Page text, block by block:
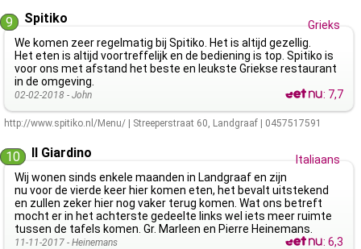
9 Spitiko
Grieks
We komen zeer regelmatig bij Spitiko. Het is altijd gezellig.
Het eten is altijd voortreffelijk en de bediening is top. Spitiko is
voor ons met afstand het beste en leukste Griekse restaurant
in de omgeving.
02-02-2018 - John : 7,7
http://www.spitiko.nl/Menu/ Streeperstraat 60, Landgraaf 0457517591
10 Il Giardino
Italiaans
Wij wonen sinds enkele maanden in Landgraaf en zijn
nu voor de vierde keer hier komen eten, het bevalt uitstekend
en zullen zeker hier nog vaker terug komen. Wat ons betreft
mocht er in het achterste gedeelte links wel iets meer ruimte
tussen de tafels komen. Gr. Marleen en Pierre Heinemans.
11-11-2017 - Heinemans :6,3